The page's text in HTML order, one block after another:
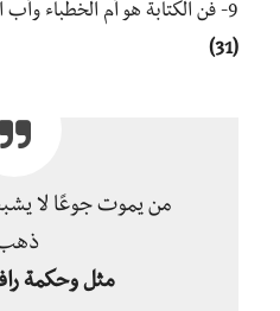
9- فن الكتابة هو أم الخطباء وأب العلماء.
(31)
من يموت جوعًا لا
مثل وحكمة